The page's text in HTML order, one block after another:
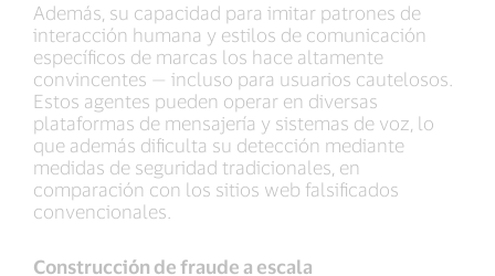
Además, su capacidad para imitar patrones de
interacción humana y estilos de comunicación
específicos de marcas los hace altamente
convincentes — incluso para usuarios cautelosos.
Estos agentes pueden operar en diversas
plataformas de mensajería y sistemas de voz, lo
que además dificulta su detección mediante
medidas de seguridad tradicionales, en
comparación con los sitios web falsificados
convencionales.
Construcción de fraude a escala